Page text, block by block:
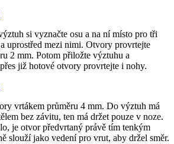
si vyznačte osu a na ní místo pro tři
uprostřed mezi nimi. Otvory provrtejte
2 mm. Potom přiložte výztuhu a
již hotové otvory provrtejte i nohy.
vrtákem průměru 4 mm. Do výztuh má
bez závitu, ten má držet pouze v noze.
je otvor předvrtaný právě tím tenkým
slouží jako vedení pro vrut, aby držel směr.